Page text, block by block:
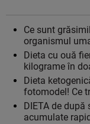
Ce sunt
organismul
Dieta cu ouă
kilograme în
Dieta
fotomodel! Ce
DIETA de
acumulate